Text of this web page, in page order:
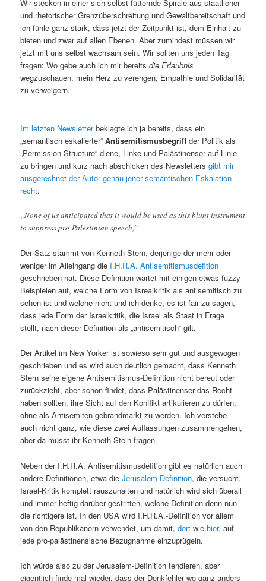
Wir stecken in einer sich selbst fütternde Spirale aus staatlicher
und rhetorischer Grenzüberschreitung und Gewaltbereitschaft und
ich fühle ganz stark, dass jetzt der Zeitpunkt ist, dem Einhalt zu
bieten und zwar auf allen Ebenen. Aber zumindest müssen wir
jetzt mit uns selbst wachsam sein. Wir sollten uns jeden Tag
fragen: Wo gebe auch ich mir bereitsdie Erlaubnis
wegzuschauen, mein Herz zu verengen, Empathie und Solidarität
zu verweigern.
Im letzten Newsletterbeklagte ich ja bereits, dass ein
„semantisch eskalierter“Antisemitismusbegriff der Politik als
„Permission Structure“ diene, Linke und Palästinenser auf Linie
zu bringen und kurz nach abschicken des Newslettersgibt mir
ausgerechnet der Autor genau jener semantischen Eskalation
recht:
„None of us anticipated that it would be used as this blunt instrument
to suppress pro-Palestinian speech,”
Der Satz stammt von Kenneth Stern, derjenige der mehr oder
weniger im Alleingang die I.H.R.A. Antisemitismusdefition
geschrieben hat. Diese Definition wartet mit einigen etwas fuzzy
Beispielen auf, welche Form von Isrealkritik als antisemitisch zu
sehen ist und welche nicht und ich denke, es ist fair zu sagen,
dass jede Form der Israelkritik, die Israel als Staat in Frage
stellt, nach dieser Definition als „antisemitisch“ gilt.
Der Artikel im New Yorker ist sowieso sehr gut und ausgewogen
geschrieben und es wird auch deutlich gemacht, dass Kenneth
Stern seine eigene Antisemitismus-Definition nicht bereut oder
zurückzieht, aber schon findet, dass Palästinenser das Recht
haben sollten, ihre Sicht auf den Konflikt artikulieren zu dürfen,
ohne als Antisemiten gebrandmarkt zu werden. Ich verstehe
auch nicht ganz, wie diese zwei Auffassungen zusammengehen,
aber da müsst ihr Kenneth Stein fragen.
Neben der I.H.R.A. Antisemitismusdefition gibt es natürlich auch
andere Definitionen, etwa dieJerusalem-Definition, die versucht,
Israel-Kritik komplett rauszuhalten und natürlich wird sich überall
und immer heftig darüber gestritten, welche Definition denn nun
die richtigere ist. In den USA wird I.H.R.A.-Definition vor allem
von den Republikanern verwendet, um damit,dort wie hier, auf
jede pro-palästinensische Bezugnahme einzuprügeln.
Ich würde also zu der Jerusalem-Definition tendieren, aber
eigentlich finde mal wieder, dass der Denkfehler wo ganz anders